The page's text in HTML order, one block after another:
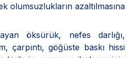
olumsuzlukların azaltılmasına
öksürük, nefes darlığı,
çarpıntı, göğüste baskı hissi